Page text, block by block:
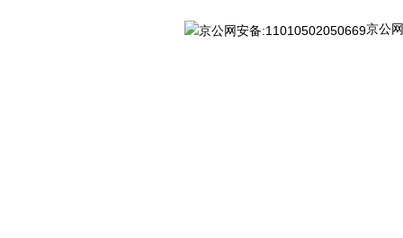
京公